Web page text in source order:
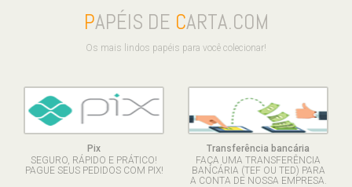
PAPÉIS DE CARTA.COM
Os mais lindos papéis para você colecionar!
Pix
SEGURO, RÁPIDO E PRÁTICO!
PAGUE SEUS PEDIDOS COM PIX!
Transferência bancária
FAÇA UMA TRANSFERÊNCIA
BANCÁRIA (TEF OU TED) PARA
A CONTA DE NOSSA EMPRESA.